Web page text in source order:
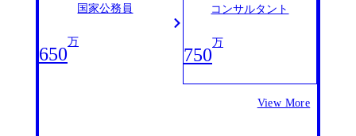
国家公務員
650
万
コンサルタント
750
万
View More